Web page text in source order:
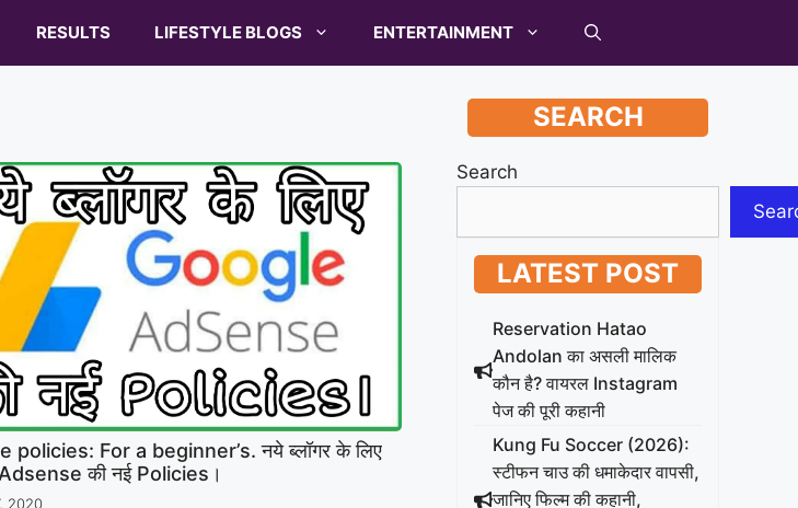
RESULTS LIFESTYLE BLOGS ENTERTAINMENT
policies: For a beginner’s. नये ब्लॉगर के लिए
की नई Policies।
2020
SEARCH
Search
LATEST POST
Reservation Hatao
Andolan का असली मालिक
कौन है? वायरल Instagram
पेज की पूरी कहानी
Kung Fu Soccer (2026):
स्टीफन चाउ की धमाकेदार वापसी,
जानिए फिल्म की कहानी,